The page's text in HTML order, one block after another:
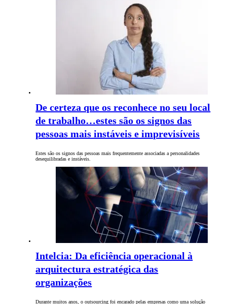
De certeza que os reconhece no seu local
de trabalho…estes são os signos das
pessoas mais instáveis e imprevisíveis
Estes são os signos das pessoas mais frequentemente associadas a personalidades
desequilibradas e instáveis.
Intelcia: Da eficiência operacional à
arquitectura estratégica das
organizações
Durante muitos anos, o outsourcing foi encarado pelas empresas como uma solução